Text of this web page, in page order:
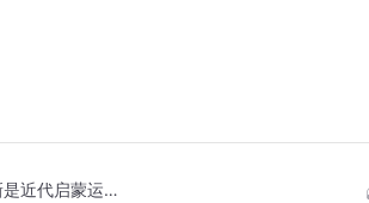
陈国庆教授讲传统文化第十七讲：戊戌维新是近代启蒙运动（下）